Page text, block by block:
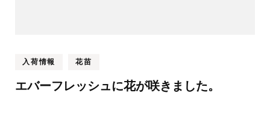
入荷情報 花苗
エバーフレッシュに花が咲きました。